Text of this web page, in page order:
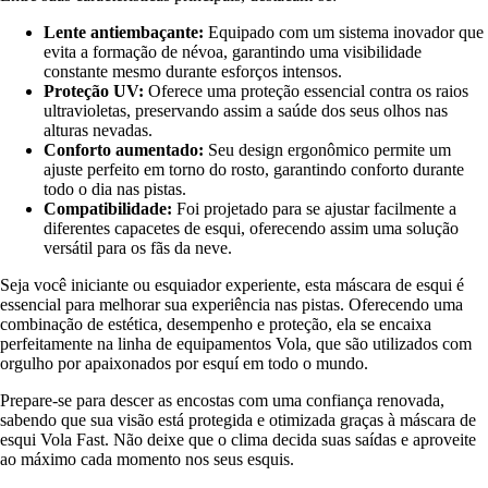
Lente antiembaçante: Equipado com um sistema inovador que
evita a formação de névoa, garantindo uma visibilidade
constante mesmo durante esforços intensos.
Proteção UV: Oferece uma proteção essencial contra os raios
ultravioletas, preservando assim a saúde dos seus olhos nas
alturas nevadas.
Conforto aumentado: Seu design ergonômico permite um
ajuste perfeito em torno do rosto, garantindo conforto durante
todo o dia nas pistas.
Compatibilidade: Foi projetado para se ajustar facilmente a
diferentes capacetes de esqui, oferecendo assim uma solução
versátil para os fãs da neve.
Seja você iniciante ou esquiador experiente, esta máscara de esqui é
essencial para melhorar sua experiência nas pistas. Oferecendo uma
combinação de estética, desempenho e proteção, ela se encaixa
perfeitamente na linha de equipamentos Vola, que são utilizados com
orgulho por apaixonados por esquí em todo o mundo.
Prepare-se para descer as encostas com uma confiança renovada,
sabendo que sua visão está protegida e otimizada graças à máscara de
esqui Vola Fast. Não deixe que o clima decida suas saídas e aproveite
ao máximo cada momento nos seus esquis.